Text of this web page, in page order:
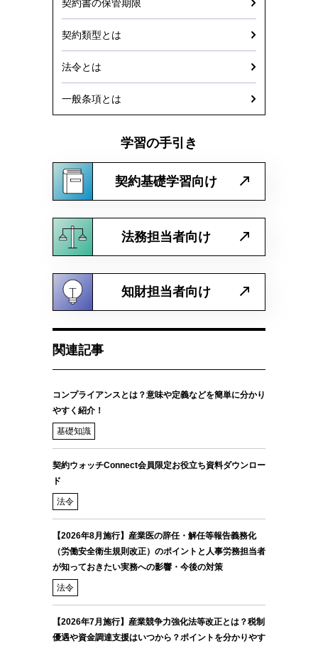
契約書の保管期限
契約類型とは
法令とは
一般条項とは
学習の手引き
契約基礎学習向け
法務担当者向け
知財担当者向け
関連記事
コンプライアンスとは？意味や定義などを簡単に分かり
やすく紹介！
基礎知識
契約ウォッチConnect会員限定お役立ち資料ダウンロー
ド
法令
【2026年8月施行】産業医の辞任・解任等報告義務化
（労働安全衛生規則改正）のポイントと人事労務担当者
が知っておきたい実務への影響・今後の対策
法令
【2026年7月施行】産業競争力強化法等改正とは？税制
優遇や資金調達支援はいつから？ポイントを分かりやす